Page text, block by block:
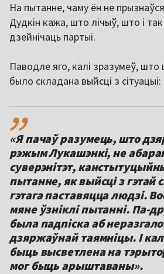
На пытанне, чаму ён не
Дудкін кажа, што лічыў, што і
дзейнічаць партыі.
Паводле яго, калі зразумеў, што
было складана выйсці з сітуацыі:
,,
«Я пачаў разумець, што
рэжым Лукашэнкі, не
суверэнітэт,
пытанне, як выйсці з гэтай
гэтага паставяцца людзі.
мяне ўзніклі пытанні. Па-
была падпіска аб
дзяржаўнай таямніцы. І
быць высветлена на
мог быць арыштаваны».